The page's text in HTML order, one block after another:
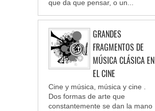
que da que pensar, o un...
GRANDES
FRAGMENTOS DE
MÚSICA CLÁSICA EN
EL CINE
Cine y música, música y cine .
Dos formas de arte que
constantemente se dan la mano